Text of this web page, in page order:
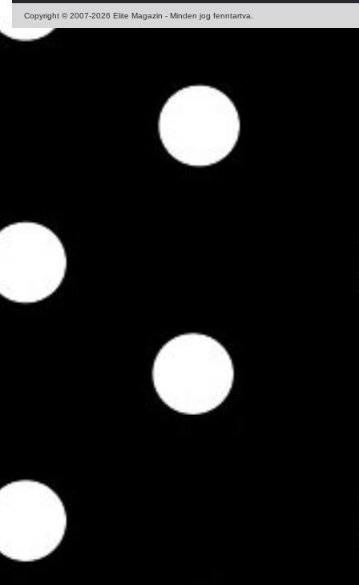
Copyright © 2007-2026 Elite Magazin - Minden jog fenntartva.